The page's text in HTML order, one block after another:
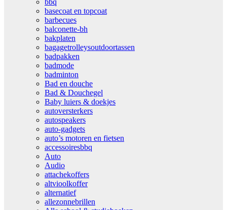
bbq
basecoat en topcoat
barbecues
balconette-bh
bakplaten
bagagetrolleysoutdoortassen
badpakken
badmode
badminton
Bad en douche
Bad & Douchegel
Baby luiers & doekjes
autoversterkers
autospeakers
auto-gadgets
auto’s motoren en fietsen
accessoiresbbq
Auto
Audio
attachekoffers
altvioolkoffer
alternatief
allezonnebrillen